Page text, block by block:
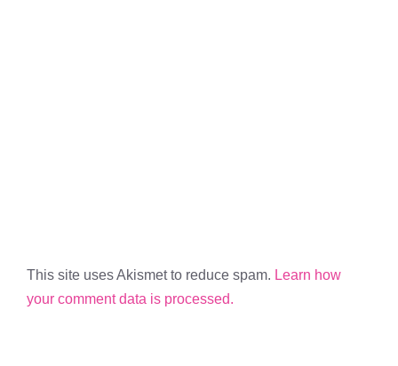
This site uses Akismet to reduce spam. Learn how
your comment data is processed.